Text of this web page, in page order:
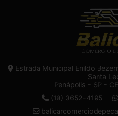
Estrada Municipal Enildo
Santa
Penápolis - SP -
(18) 3652-4195